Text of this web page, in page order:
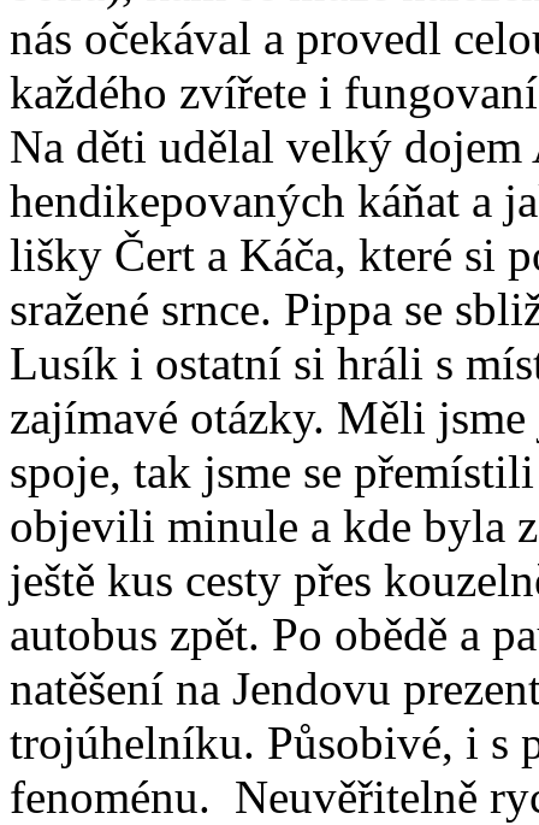
nás očekával a provedl
každého zvířete i
Na děti udělal velký
hendikepovaných káňat a
lišky Čert a Káča, které si
sražené srnce. Pippa se
Lusík i ostatní si hráli s
zajímavé otázky. Měli jsme
spoje, tak jsme se
objevili minule a kde byla
ještě kus cesty přes
autobus zpět. Po obědě a
natěšení na Jendovu
trojúhelníku. Působivé, i s
fenoménu. Neuvěřitelně